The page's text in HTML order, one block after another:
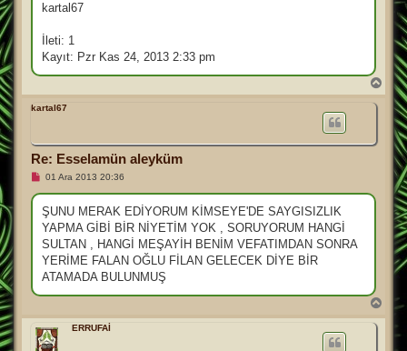
kartal67
İleti: 1
Kayıt: Pzr Kas 24, 2013 2:33 pm
a
kartal67
Re: Esselamün aleyküm
O
u
n
m
a
m
ş
m
s
j
01 Ara 2013 20:36
ŞUNU MERAK EDİYORUM KİMSEYE'DE SAYGISIZLIK
YAPMA GİBİ BİR NİYETİM YOK , SORUYORUM HANGİ
SULTAN , HANGİ MEŞAYİH BENİM VEFATIMDAN SONRA
YERİME FALAN OĞLU FİLAN GELECEK DİYE BİR
ATAMADA BULUNMUŞ
ERRUFAİ